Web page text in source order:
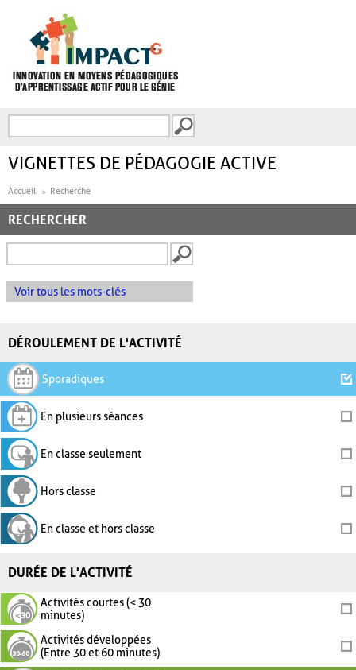
FORMULAIRE DE
VIGNETTES DE PÉDAGOGIE ACTIVE
Accueil Recherche
RECHERCHER
Voir tous les mots-clés
DÉROULEMENT DE L'ACTIVITÉ
Sporadiques
En plusieurs séances
En classe seulement
Hors classe
En classe et hors classe
DURÉE DE L'ACTIVITÉ
Activités courtes (< 30
minutes)
Activités développées
(Entre 30 et 60 minutes)